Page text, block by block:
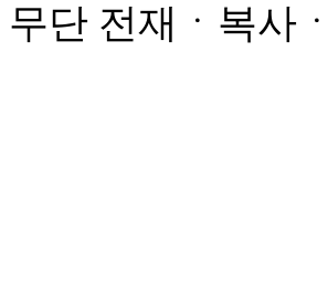
무단 전재ㆍ복사